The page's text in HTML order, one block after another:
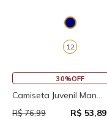
12
30%OFF
Camiseta Juvenil Man...
R$ 76,99 R$ 53,89